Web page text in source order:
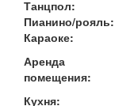
Танцпол:
Пианино/рояль:
Караоке:
Аренда
помещения:
Кухня: